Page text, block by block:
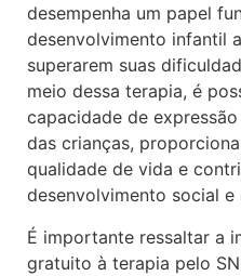
desempenha um papel
desenvolvimento infantil
superarem suas
meio dessa terapia, é
capacidade de
das crianças,
qualidade de vida e
desenvolvimento social e
É importante ressaltar a
gratuito à terapia pelo